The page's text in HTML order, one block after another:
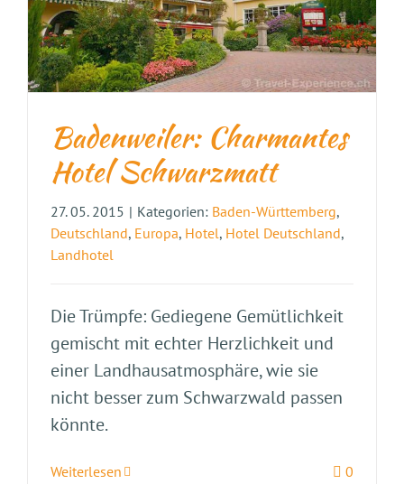
Badenweiler: Charmantes
Hotel Schwarzmatt
27. 05. 2015 | Kategorien: Baden-Württemberg,
Deutschland, Europa, Hotel, Hotel Deutschland,
Landhotel
Die Trümpfe: Gediegene Gemütlichkeit
gemischt mit echter Herzlichkeit und
einer Landhausatmosphäre, wie sie
nicht besser zum Schwarzwald passen
könnte.
Weiterlesen 0